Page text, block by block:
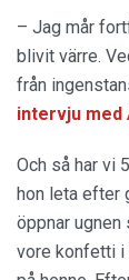
– Jag mår
blivit värre.
från
intervju
Och så har vi
hon leta efter
öppnar
vore konfetti i